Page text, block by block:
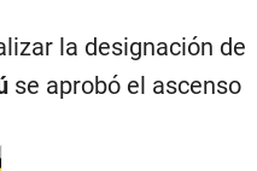
la designación de
se aprobó el ascenso